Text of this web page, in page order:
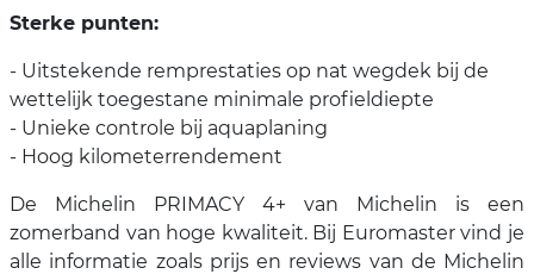
Sterke punten:
- Uitstekende remprestaties op nat wegdek bij de
wettelijk toegestane minimale profieldiepte
- Unieke controle bij aquaplaning
- Hoog kilometerrendement
De Michelin PRIMACY 4+ van Michelin is een
zomerband van hoge kwaliteit. Bij Euromaster vind je
alle informatie zoals prijs en reviews van de Michelin